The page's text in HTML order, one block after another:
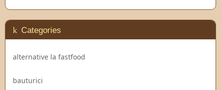
Categories
alternative la fastfood
bauturici